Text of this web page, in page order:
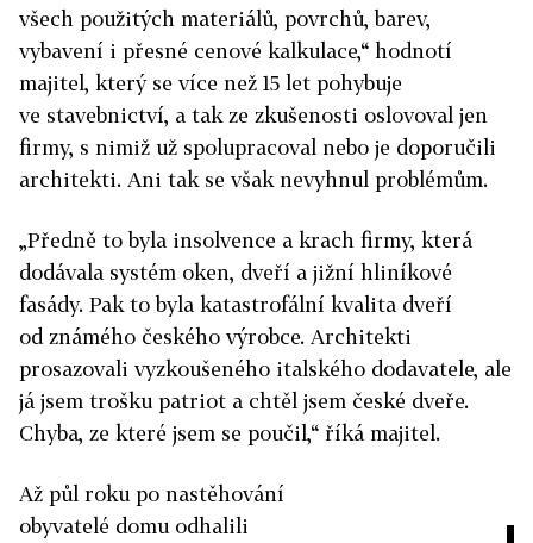
všech použitých materiálů, povrchů, barev,
vybavení i přesné cenové kalkulace,“ hodnotí
majitel, který se více než 15 let pohybuje
ve stavebnictví, a tak ze zkušenosti oslovoval jen
firmy, s nimiž už spolupracoval nebo je doporučili
architekti. Ani tak se však nevyhnul problémům.
„Předně to byla insolvence a krach firmy, která
dodávala systém oken, dveří a jižní hliníkové
fasády. Pak to byla katastrofální kvalita dveří
od známého českého výrobce. Architekti
prosazovali vyzkoušeného italského dodavatele, ale
já jsem trošku patriot a chtěl jsem české dveře.
Chyba, ze které jsem se poučil,“ říká majitel.
Až půl roku po nastěhování
obyvatelé domu odhalili